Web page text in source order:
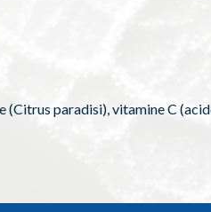
(Citrus paradisi), vitamine C